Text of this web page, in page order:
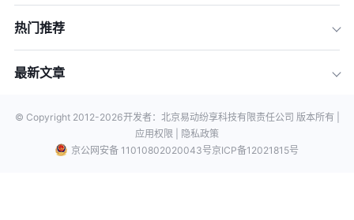
热门推荐
最新文章
© Copyright 2012-2026开发者：北京易动纷享科技有限责任公司 版本所有 |
应用权限 |
隐私政策
京公网安备 11010802020043号京ICP备12021815号